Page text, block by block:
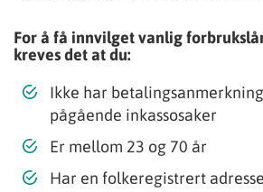
For å få innvilget vanlig
kreves det at du:
Ikke har
pågående inkassosaker
Er mellom 23 og 70 år
Har en folkeregistrert